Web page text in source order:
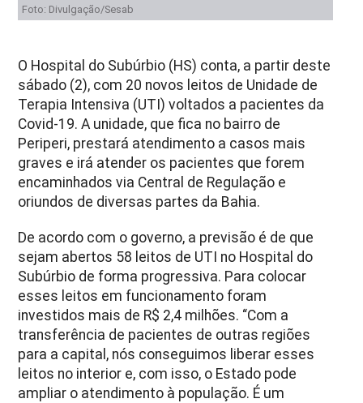
Foto: Divulgação/Sesab
O Hospital do Subúrbio (HS) conta, a partir deste
sábado (2), com 20 novos leitos de Unidade de
Terapia Intensiva (UTI) voltados a pacientes da
Covid-19. A unidade, que fica no bairro de
Periperi, prestará atendimento a casos mais
graves e irá atender os pacientes que forem
encaminhados via Central de Regulação e
oriundos de diversas partes da Bahia.
De acordo com o governo, a previsão é de que
sejam abertos 58 leitos de UTI no Hospital do
Subúrbio de forma progressiva. Para colocar
esses leitos em funcionamento foram
investidos mais de R$ 2,4 milhões. “Com a
transferência de pacientes de outras regiões
para a capital, nós conseguimos liberar esses
leitos no interior e, com isso, o Estado pode
ampliar o atendimento à população. É um